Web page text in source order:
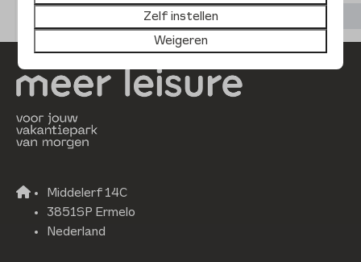
9,1 · 34 beoordelingen
Middelerf 14C
3851SP Ermelo
Nederland
Zelf instellen
Weigeren